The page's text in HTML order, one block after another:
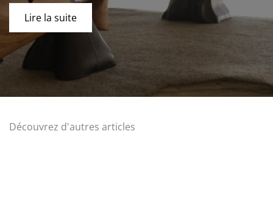
Lire la suite
Découvrez d'autres articles